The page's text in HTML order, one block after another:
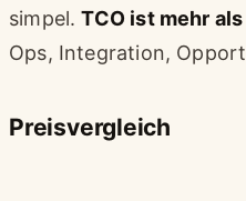
simpel.TCO ist mehr
Ops, Integration,
Preisvergleich